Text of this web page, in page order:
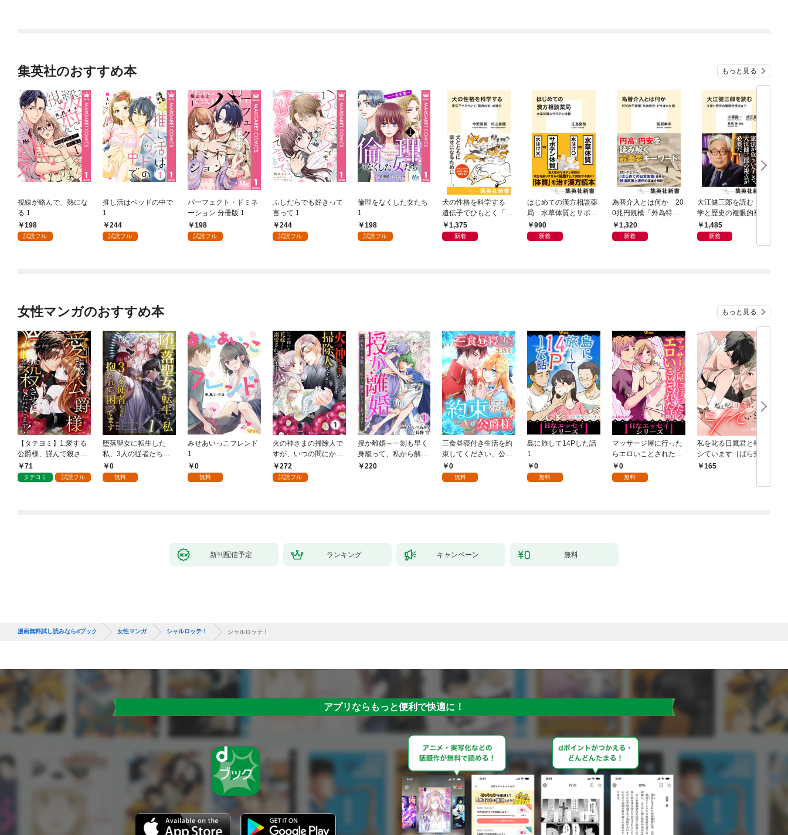
集英社のおすすめ本 もっと見る
視線が絡んで、熱にな
る 1
198
試読フル
推し活はベッドの中で
1
244
試読フル
パーフェクト・ドミネ
ーション 分冊版 1
198
試読フル
ふしだらでも好きって
言って 1
244
試読フル
倫理をなくした女たち
1
198
試読フル
犬の性格を科学する
遺伝子でひもとく「最
良の友」の進化
1,375
新着
はじめての漢方相談薬
局 水草体質とサボテ
ン体質
990
新着
為替介入とは何か 20
0兆円規模「外為特
会」が生まれた謎
1,320
新着
大江健三郎を読む 文
学と歴史の複眼的視点
から1,485
新着
女性マンガのおすすめ本 もっと見る
【タテヨミ】1.愛する
公爵様、謹んで殺させ
ていただきます！
71
タテヨミ 試読フル
堕落聖女に転生した
私、3人の従者たちに
抱かれて困ってます 第
1話
0
無料
みせあいっこフレンド
1
0
無料
火の神さまの掃除人で
すが、いつの間にか花
嫁として溺愛されてい
ます【単話】（１）
272
試読フル
授か離婚～一刻も早く
身籠って、私から解放
してさしあげます！1
220
三食昼寝付き生活を約
束してください、公爵
様 1話
0
無料
島に旅して14Pした話
1
0
無料
マッサージ屋に行った
らエロいことされた話
1 0
無料
私を叱る日鷹君と毎晩
シています［ばら売
り］ 第1話
165
新刊配信予定 ランキング キャンペーン 無料
漫画無料試し読みならdブック 女性マンガ シャルロッテ！ シャルロッテ！
アプリならもっと便利で快適に！